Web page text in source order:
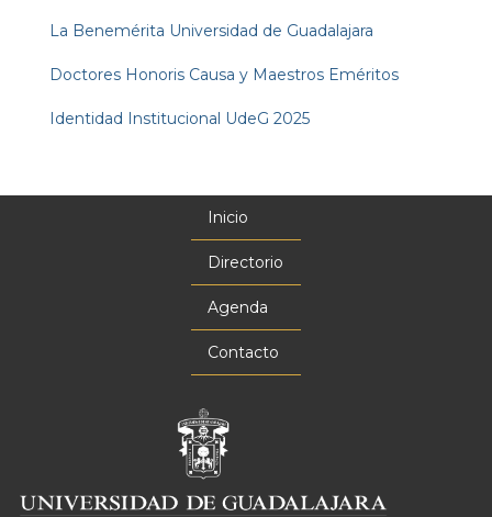
La Benemérita Universidad de Guadalajara
Doctores Honoris Causa y Maestros Eméritos
Identidad Institucional UdeG 2025
Inicio
Directorio
Agenda
Contacto